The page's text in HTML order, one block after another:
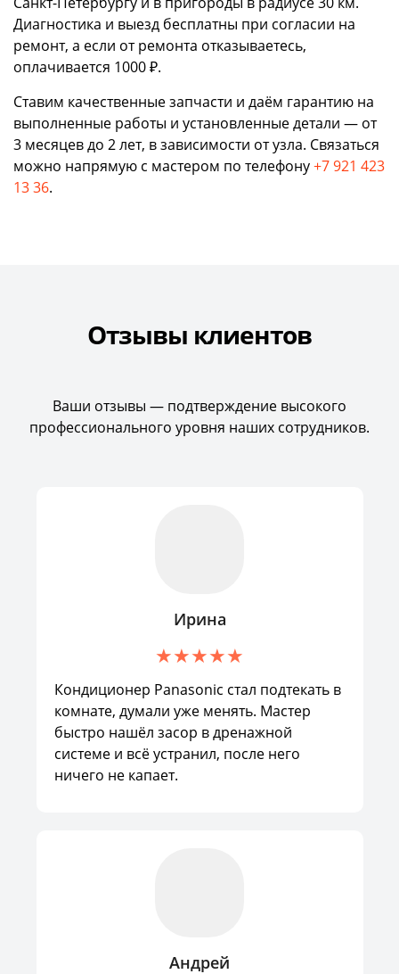
Диагностика и выезд бесплатны при согласии на
ремонт, а если от ремонта отказываетесь,
оплачивается 1000 ₽.
Ставим качественные запчасти и даём гарантию на
выполненные работы и установленные детали — от
3 месяцев до 2 лет, в зависимости от узла. Связаться
можно напрямую с мастером по телефону+7 921 423
13 36.
Отзывы клиентов
Ваши отзывы — подтверждение высокого
профессионального уровня наших сотрудников.
Ирина
Кондиционер Panasonic стал подтекать в
комнате, думали уже менять. Мастер
быстро нашёл засор в дренажной
системе и всё устранил, после него
ничего не капает.
Андрей